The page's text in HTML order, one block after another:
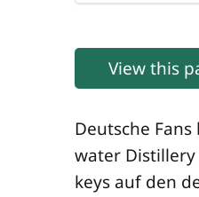
View this
Deut­sche
wa­ter
keys auf den